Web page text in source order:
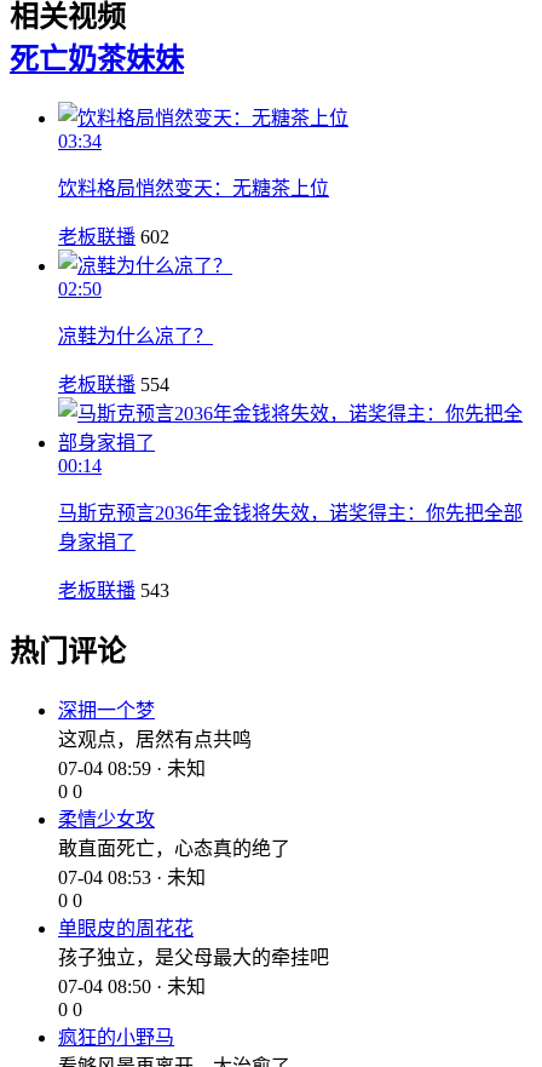
相关视频
死亡奶茶妹妹
03:34
饮料格局悄然变天：无糖茶上位
老板联播 602
02:50
凉鞋为什么凉了？
老板联播 554
00:14
马斯克预言2036年金钱将失效，诺奖得主：你先把全部
身家捐了
老板联播 543
热门评论
深拥一个梦
这观点，居然有点共鸣
07-04 08:59 · 未知
0 0
柔情少女攻
敢直面死亡，心态真的绝了
07-04 08:53 · 未知
0 0
单眼皮的周花花
孩子独立，是父母最大的牵挂吧
07-04 08:50 · 未知
0 0
疯狂的小野马